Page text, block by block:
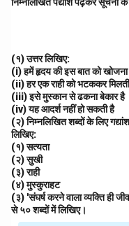
निम्नलिखित पद्यांश पढ़कर सूचना
(१) उत्तर लिखिए:
(i) हमें हृदय की इस बात को
(ii) हर एक राही को भटककर
(iii) इसे मुस्कान से ढकना बेकार है
(iv) यह आदर्श नहीं हो सकती है
(२) निम्नलिखित शब्दों के लिए
लिखिए:
(१) सत्यता
(२) सुखी
(३) राही
(४) मुस्कुराहट
(३) 'संघर्ष करने वाला व्यक्ति ही
से ५० शब्दों में लिखिए।